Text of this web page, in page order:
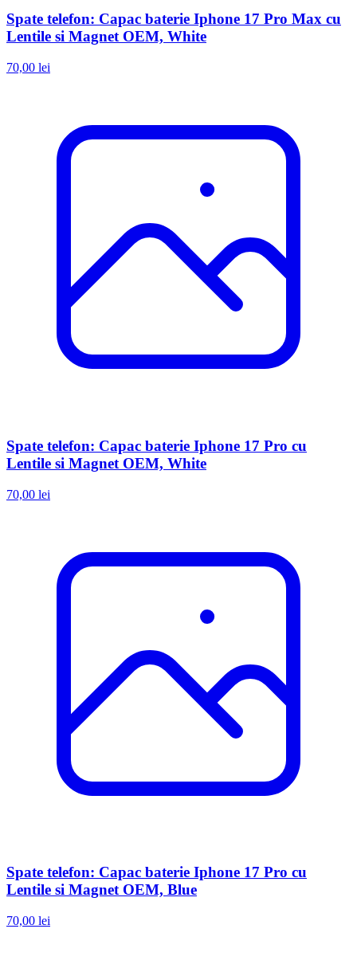
Spate telefon: Capac baterie Iphone 17 Pro Max cu
Lentile si Magnet OEM, White
70,00 lei
Spate telefon: Capac baterie Iphone 17 Pro cu
Lentile si Magnet OEM, White
70,00 lei
Spate telefon: Capac baterie Iphone 17 Pro cu
Lentile si Magnet OEM, Blue
70,00 lei